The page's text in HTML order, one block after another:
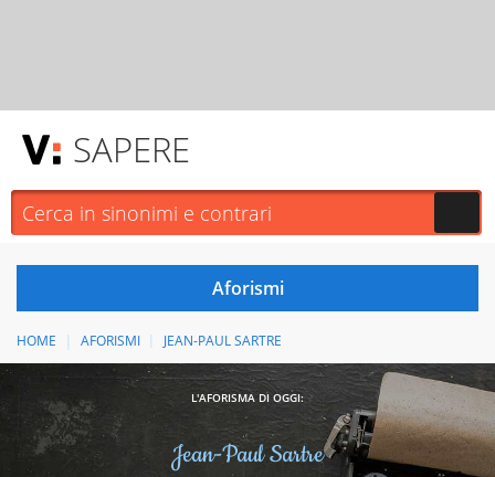
SAPERE
HOME AFORISMI JEAN-PAUL SARTRE
L'AFORISMA DI OGGI:
Jean-Paul Sartre